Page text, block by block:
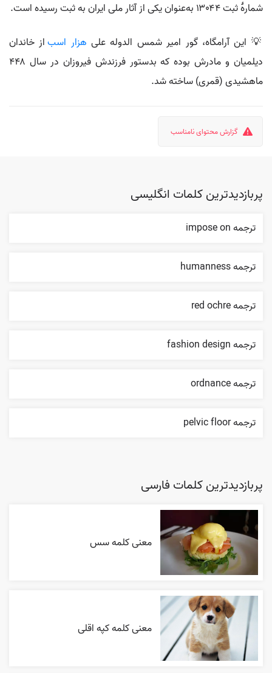
شمارهٔ ثبت ۱۳۰۴۴ به‌عنوان یکی از آثار ملی ایران به ثبت رسیده است.
💡 این آرامگاه، گور امیر شمس الدوله علی هزار اسباز خاندان
دیلمیان و مادرش بوده که بدستور فرزندش فیروزان در سال ۴۴۸
ماهشیدی (قمری) ساخته شد.
گزارش محتوای نامناسب
پربازدیدترین کلمات انگلیسی
ترجمه impose on
ترجمه humanness
ترجمه red ochre
ترجمه fashion design
ترجمه ordnance
ترجمه pelvic floor
پربازدیدترین کلمات فارسی
معنی کلمه سس
معنی کلمه کپه اقلی